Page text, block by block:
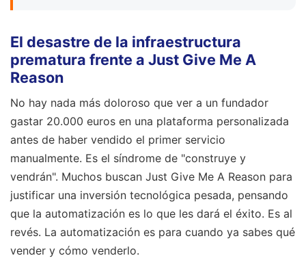
El desastre de la infraestructura
prematura frente a Just Give Me A
Reason
No hay nada más doloroso que ver a un fundador
gastar 20.000 euros en una plataforma personalizada
antes de haber vendido el primer servicio
manualmente. Es el síndrome de "construye y
vendrán". Muchos buscan Just Give Me A Reason para
justificar una inversión tecnológica pesada, pensando
que la automatización es lo que les dará el éxito. Es al
revés. La automatización es para cuando ya sabes qué
vender y cómo venderlo.